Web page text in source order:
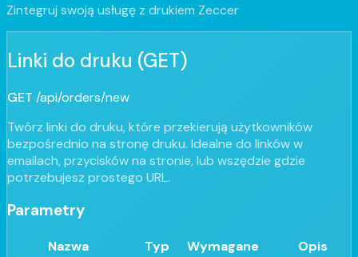
Zintegruj swoją usługę z drukiem Zeccer
Linki do druku (GET)
GET /api/orders/new
Twórz linki do druku, które przekierują użytkowników
bezpośrednio na stronę druku. Idealne do linków w
emailach, przycisków na stronie, lub wszędzie gdzie
potrzebujesz prostego URL.
Parametry
Nazwa Typ Wymagane Opis